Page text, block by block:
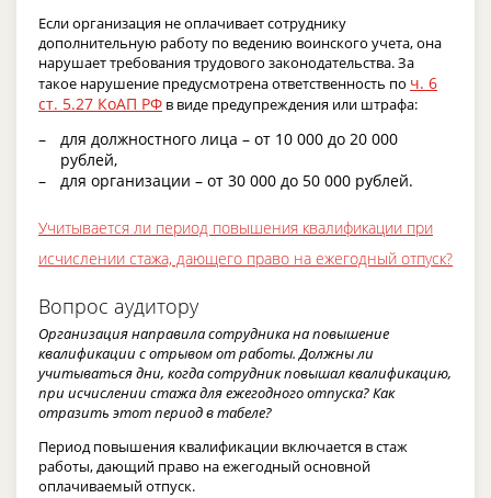
Если организация не оплачивает сотруднику
дополнительную работу по ведению воинского учета, она
нарушает требования трудового законодательства. За
такое нарушение предусмотрена ответственность по ч. 6
ст. 5.27 КоАП РФ в виде предупреждения или штрафа:
для должностного лица – от 10 000 до 20 000
рублей,
для организации – от 30 000 до 50 000 рублей.
Учитывается ли период повышения квалификации при
исчислении стажа, дающего право на ежегодный отпуск?
Вопрос аудитору
Организация направила сотрудника на повышение
квалификации с отрывом от работы. Должны ли
учитываться дни, когда сотрудник повышал квалификацию,
при исчислении стажа для ежегодного отпуска? Как
отразить этот период в табеле?
Период повышения квалификации включается в стаж
работы, дающий право на ежегодный основной
оплачиваемый отпуск.